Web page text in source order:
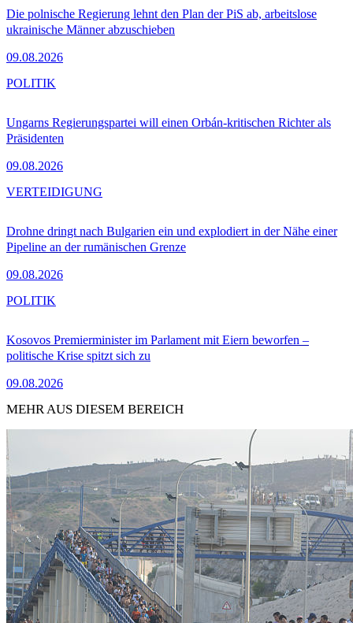
Die polnische Regierung lehnt den Plan der PiS ab, arbeitslose
ukrainische Männer abzuschieben
09.08.2026
Ungarns Regierungspartei will einen Orbán-kritischen Richter als
Präsidenten
09.08.2026
POLITIK
Drohne dringt nach Bulgarien ein und explodiert in der Nähe einer
Pipeline an der rumänischen Grenze
09.08.2026
VERTEIDIGUNG
Kosovos Premierminister im Parlament mit Eiern beworfen –
politische Krise spitzt sich zu
09.08.2026
POLITIK
MEHR AUS DIESEM BEREICH